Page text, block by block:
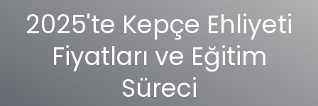
2025'te Kepçe Ehliyeti
Fiyatları ve Eğitim
Süreci